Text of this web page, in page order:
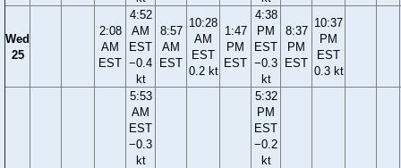
Wed
25
2:08
AM
EST
4:52
AM
EST
−0.4
kt
8:57
AM
EST
10:28
AM
EST
0.2 kt
1:47
PM
EST
4:38
PM
EST
−0.3
kt
8:37
PM
EST
10:37
PM
EST
0.3 kt
5:53
AM
EST
−0.3
kt
5:32
PM
EST
−0.2
kt